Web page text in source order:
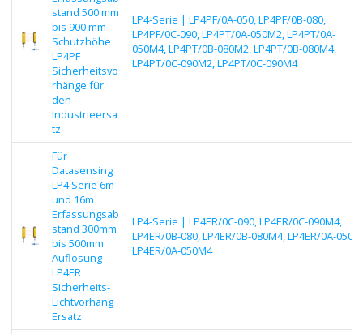
stand 500 mm
bis 900 mm
Schutzhöhe
LP4PF
Sicherheitsvo
rhänge für
den
Industrieersa
tz
LP4-Serie | LP4PF/0A-050, LP4PF/0B-080,
LP4PF/0C-090, LP4PT/0A-050M2, LP4PT/0A-
050M4, LP4PT/0B-080M2, LP4PT/0B-080M4,
LP4PT/0C-090M2, LP4PT/0C-090M4
Für
Datasensing
LP4 Serie 6m
und 16m
Erfassungsab
stand 300mm
bis 500mm
Auflösung
LP4ER
Sicherheits-
Lichtvorhang
Ersatz
LP4-Serie | LP4ER/0C-090, LP4ER/0C-090M4,
LP4ER/0B-080, LP4ER/0B-080M4, LP4ER/0A-050,
LP4ER/0A-050M4